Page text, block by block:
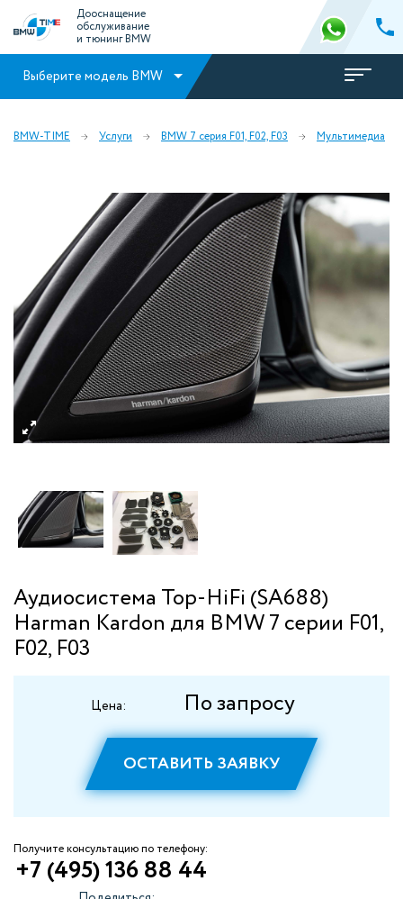
Дооснащение
обслуживание
и тюнинг BMW
Выберите модель BMW
BMW-TIME Услуги BMW 7 серия F01, F02, F03 Мультимедиа
Аудиосистема Top-HiFi (SA688)
Harman Kardon для BMW 7 серии F01,
F02, F03
Цена: По запросу
ОСТАВИТЬ ЗАЯВКУ
Получите консультацию по телефону:
+7 (495) 136 88 44